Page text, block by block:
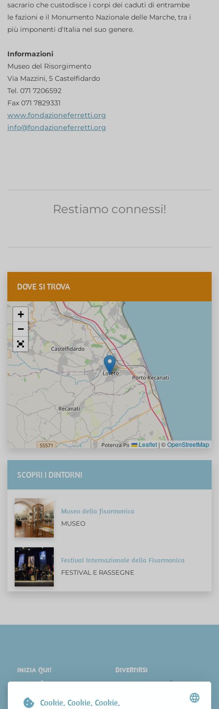
Cookie. Cookie. Cookie.
sacrario che custodisce i corpi dei caduti di entrambe
le fazioni e il Monumento Nazionale delle Marche, tra i
più imponenti d'Italia nel suo genere.
Informazioni
Museo del Risorgimento
Via Mazzini, 5 Castelfidardo
Tel. 071 7206592
Fax 071 7829331
www.fondazioneferretti.org
info@fondazioneferretti.org
Restiamo connessi!
DOVE SI TROVA
+
−
Leaflet | ©OpenStreetMap
SCOPRI I DINTORNI
Museo della fisarmonica
MUSEO
Festival Internazionale della Fisarmonica
FESTIVAL E RASSEGNE
INIZIA QUI!
COSA VEDERE
DIVERTIRSI
EVENTI